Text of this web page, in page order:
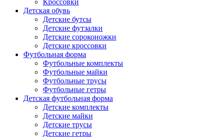
Кроссовки
Детская обувь
Детские бутсы
Детские футзалки
Детские сороконожки
Детские кроссовки
Футбольная форма
Футбольные комплекты
Футбольные майки
Футбольные трусы
Футбольные гетры
Детская футбольная форма
Детские комплекты
Детские майки
Детские трусы
Детские гетры